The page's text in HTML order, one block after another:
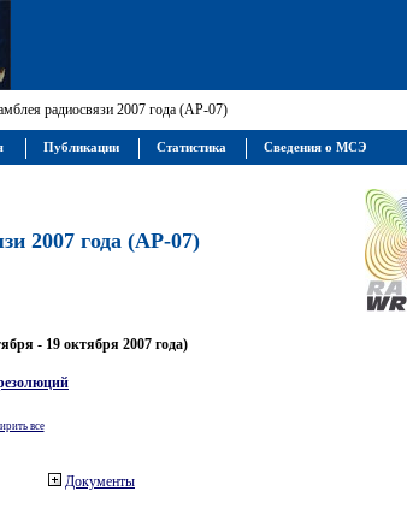
радиосвязи 2007 года (АР-07)
2007 года (АР-07)
- 19 октября 2007 года)
все
Документы
Публикации Статистика Сведения о МСЭ